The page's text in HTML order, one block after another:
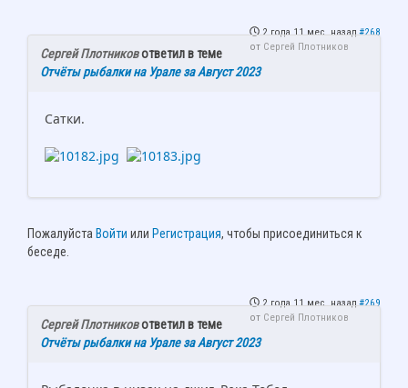
2 года 11 мес. назад #268
от Сергей Плотников
Сергей Плотниковответил в теме
Отчёты рыбалки на Урале за Август 2023
Сатки.
Пожалуйста Войти или Регистрация, чтобы присоединиться к
беседе.
2 года 11 мес. назад #269
от Сергей Плотников
Сергей Плотниковответил в теме
Отчёты рыбалки на Урале за Август 2023